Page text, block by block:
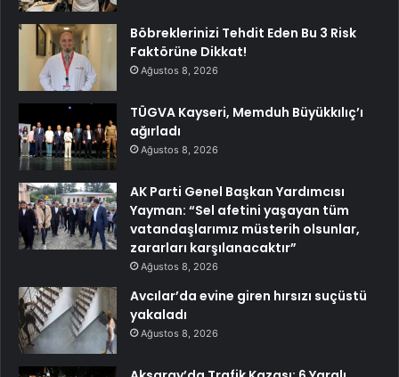
Böbreklerinizi Tehdit Eden Bu 3 Risk
Faktörüne Dikkat!
Ağustos 8, 2026
TÜGVA Kayseri, Memduh Büyükkılıç’ı
ağırladı
Ağustos 8, 2026
AK Parti Genel Başkan Yardımcısı
Yayman: “Sel afetini yaşayan tüm
vatandaşlarımız müsterih olsunlar,
zararları karşılanacaktır”
Ağustos 8, 2026
Avcılar’da evine giren hırsızı suçüstü
yakaladı
Ağustos 8, 2026